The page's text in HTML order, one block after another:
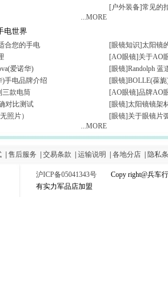
...MORE
[户外装备]常见的
电世界
合您的手电
爱诺华)
)手电品牌介绍
三款电筒
对比测试
照片）
...MORE
[眼镜知识]太阳镜
[AO眼镜]关于AO
[眼镜]Randolph
[眼镜]BOLLE(葆
[AO眼镜]品牌AO
[眼镜]太阳镜镜架
[眼镜]关于眼镜片
售后服务 交易条款 运输说明 各地分店 隐私
沪ICP备05041343号 Copy right@兵车行
有实力军品店加盟